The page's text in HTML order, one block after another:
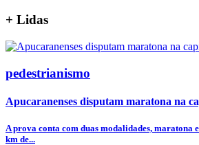
+ Lidas
pedestrianismo
Apucaranenses disputam maratona na
A prova conta com duas modalidades, maratona
km de...